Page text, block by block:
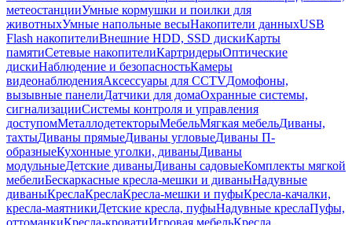
метеостанцииУмные кормушки и поилки для
животныхУмные напольные весыНакопители данныхUSB
Flash накопителиВнешние HDD, SSD дискиКарты
памятиСетевые накопителиКартридерыОптические
дискиНаблюдение и безопасностьКамеры
видеонаблюденияАксессуары для CCTVДомофоны,
вызывные панелиДатчики для домаОхранные системы,
сигнализацииСистемы контроля и управления
доступомМеталлодетекторыМебельМягкая мебельДиваны,
тахтыДиваны прямыеДиваны угловыеДиваны П-
образныеКухонные уголки, диваныДиваны
модульныеДетские диваныДиваны садовыеКомплекты мягкой
мебелиБескаркасные кресла-мешки и диваныНадувные
диваныКреслаКреслаКресла-мешки и пуфыКресла-качалки,
кресла-маятникиДетские кресла, пуфыНадувные креслаПуфы,
оттоманкиКресла-кроватиИгровая мебельКресла